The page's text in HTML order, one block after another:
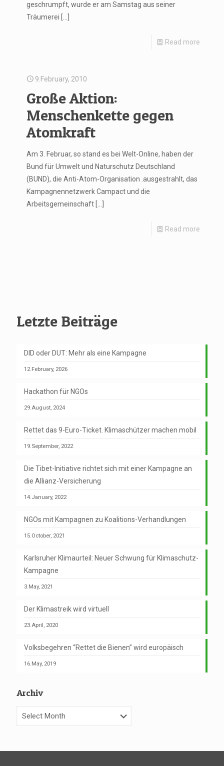
geschrumpft, wurde er am Samstag aus seiner
Träumerei
Read more
9.February, 2010
Große Aktion:
Menschenkette gegen
Atomkraft
Am 3. Februar, so stand es bei Welt-Online, haben der
Bund für Umwelt und Naturschutz Deutschland
(BUND), die Anti-Atom-Organisation .ausgestrahlt, das
Kampagnennetzwerk Campact und die
Arbeitsgemeinschaft
Read more
Letzte Beiträge
DID oder DUT: Mehr als eine Kampagne
12.February, 2026
Hackathon für NGOs
29.August, 2024
Rettet das 9-Euro-Ticket. Klimaschützer machen mobil
19.September, 2022
Die Tibet-Initiative richtet sich mit einer Kampagne an
die Allianz-Versicherung
14.January, 2022
NGOs mit Kampagnen zu Koalitions-Verhandlungen
15.October, 2021
Karlsruher Klimaurteil: Neuer Schwung für Klimaschutz-
Kampagne
3.May, 2021
Der Klimastreik wird virtuell
23.April, 2020
Volksbegehren “Rettet die Bienen” wird europäisch
16.May, 2019
Archiv
Archiv